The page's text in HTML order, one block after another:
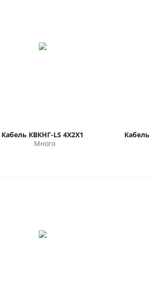
Кабель КВКНГ-LS 4Х2Х1
Много